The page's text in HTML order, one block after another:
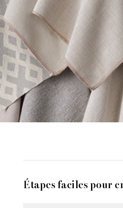
Étapes faciles pour